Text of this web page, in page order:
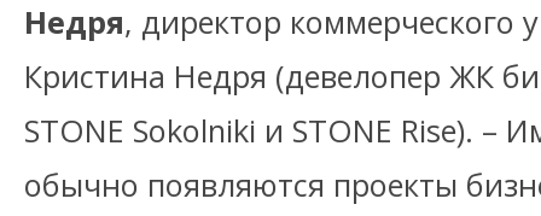
Недря, директор коммерческого
Кристина Недря (девелопер ЖК
STONE Sokolniki и STONE Rise). –
обычно появляются проекты